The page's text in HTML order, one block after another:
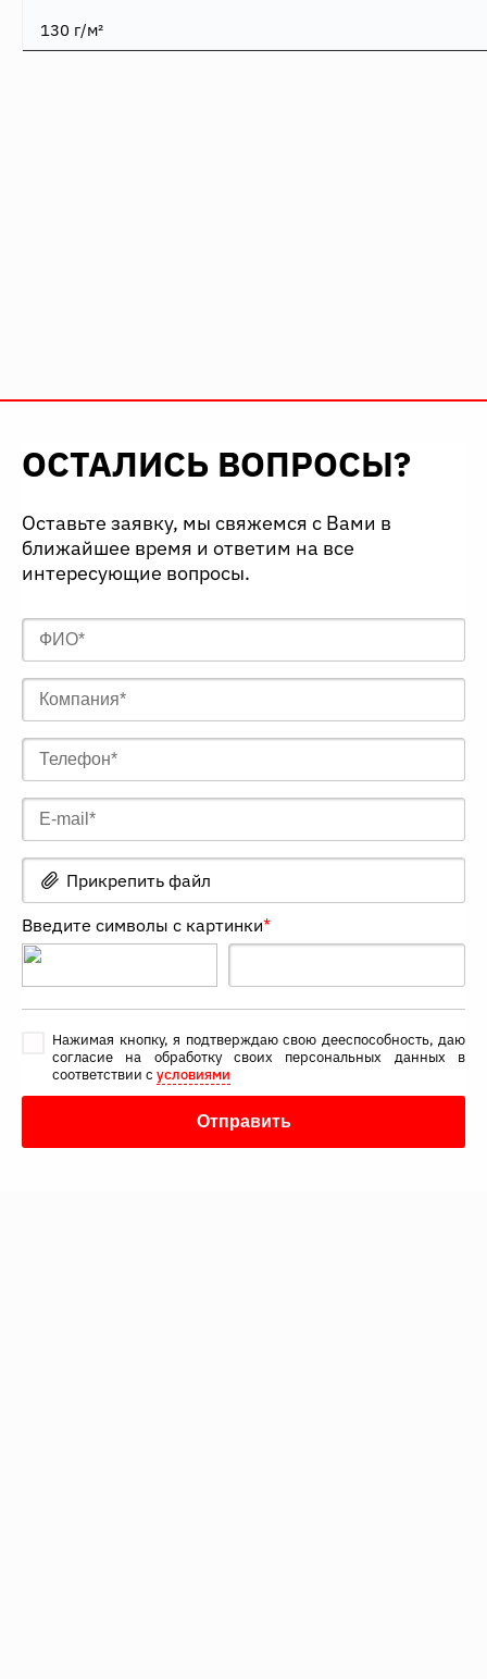
130 г/м²
ОСТАЛИСЬ ВОПРОСЫ?
Оставьте заявку, мы свяжемся с Вами в
ближайшее время и ответим на все
интересующие вопросы.
Прикрепить файл
Введите символы с картинки*
Нажимая кнопку, я подтверждаю свою дееспособность, даю
согласие на обработку своих персональных данных в
соответствии с условиями